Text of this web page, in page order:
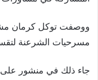
ووصفت توكل كرمان
مسرحيات الشرعنة
جاء ذلك في منشور على